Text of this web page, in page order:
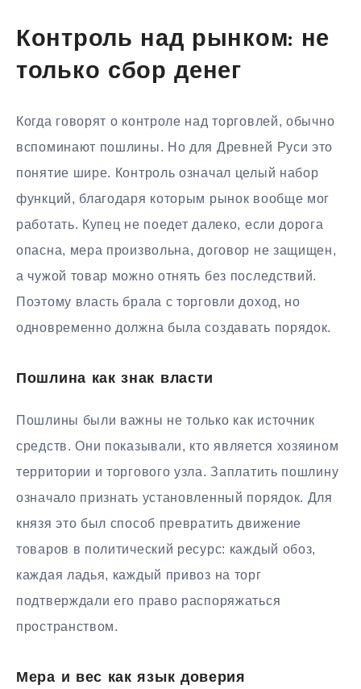
Контроль над рынком: не
только сбор денег
Когда говорят о контроле над торговлей, обычно
вспоминают пошлины. Но для Древней Руси это
понятие шире. Контроль означал целый набор
функций, благодаря которым рынок вообще мог
работать. Купец не поедет далеко, если дорога
опасна, мера произвольна, договор не защищен,
а чужой товар можно отнять без последствий.
Поэтому власть брала с торговли доход, но
одновременно должна была создавать порядок.
Пошлина как знак власти
Пошлины были важны не только как источник
средств. Они показывали, кто является хозяином
территории и торгового узла. Заплатить пошлину
означало признать установленный порядок. Для
князя это был способ превратить движение
товаров в политический ресурс: каждый обоз,
каждая ладья, каждый привоз на торг
подтверждали его право распоряжаться
пространством.
Мера и вес как язык доверия